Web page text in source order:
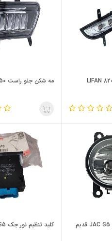
مه شکن جلو راست LIFAN X50
کلید تنظیم نور جک S5